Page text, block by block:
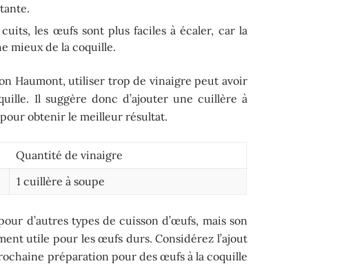
les œufs sont plus faciles à écaler, car la
mieux de la coquille.
Haumont, utiliser trop de vinaigre peut avoir
Il suggère donc d’ajouter une cuillère à
obtenir le meilleur résultat.
Quantité de vinaigre
1 cuillère à soupe
d’autres types de cuisson d’œufs, mais son
utile pour les œufs durs. Considérez l’ajout
préparation pour des œufs à la coquille